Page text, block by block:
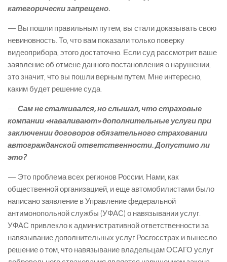
категорически запрещено.
— Вы пошли правильным путем, вы стали доказывать свою
невиновность. То, что вам показали только поверку
видеоприбора, этого достаточно. Если суд рассмотрит ваше
заявление об отмене данного постановления о нарушении,
это значит, что вы пошли верным путем. Мне интересно,
каким будет решение суда.
— Сам не сталкивался, но слышал, что страховые
компании «наваливают» дополнительные услуги при
заключении договоров обязательного страховании
автогражданской ответственности. Допустимо ли
это?
— Это проблема всех регионов России. Нами, как
общественной организацией, и еще автомобилистами было
написано заявление в Управление федеральной
антимонопольной службы (УФАС) о навязывании услуг.
УФАС привлекло к административной ответственности за
навязывание дополнительных услуг Росгосстрах и вынесло
решение о том, что навязывание владельцам ОСАГО услуг